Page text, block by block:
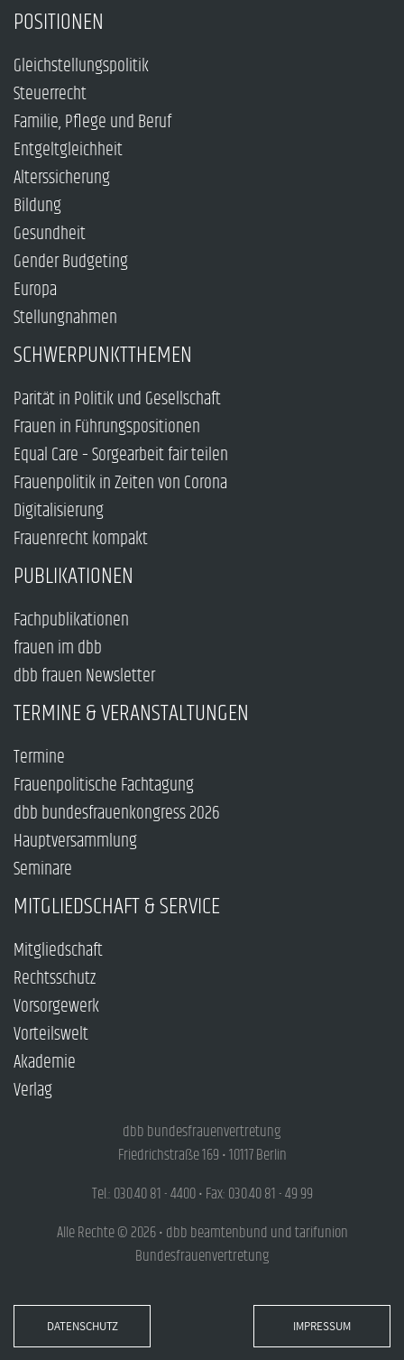
POSITIONEN
Gleichstellungspolitik
Steuerrecht
Familie, Pflege und Beruf
Entgeltgleichheit
Alterssicherung
Bildung
Gesundheit
Gender Budgeting
Europa
Stellungnahmen
SCHWERPUNKTTHEMEN
Parität in Politik und Gesellschaft
Frauen in Führungspositionen
Equal Care – Sorgearbeit fair teilen
Frauenpolitik in Zeiten von Corona
Digitalisierung
Frauenrecht kompakt
PUBLIKATIONEN
Fachpublikationen
frauen im dbb
dbb frauen Newsletter
TERMINE & VERANSTALTUNGEN
Termine
Frauenpolitische Fachtagung
dbb bundesfrauenkongress 2026
Hauptversammlung
Seminare
MITGLIEDSCHAFT & SERVICE
Mitgliedschaft
Rechtsschutz
Vorsorgewerk
Vorteilswelt
Akademie
Verlag
dbb bundesfrauenvertretung
Friedrichstraße 169 • 10117 Berlin
Tel.: 030.40 81 - 4400 • Fax: 030.40 81 - 49 99
Alle Rechte © 2026 • dbb beamtenbund und tarifunion
Bundesfrauenvertretung
DATENSCHUTZ IMPRESSUM